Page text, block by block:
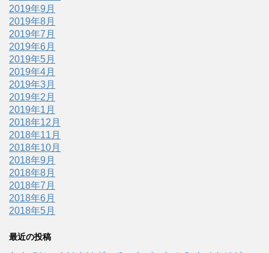
2019年9月
2019年8月
2019年7月
2019年6月
2019年5月
2019年4月
2019年3月
2019年2月
2019年1月
2018年12月
2018年11月
2018年10月
2018年9月
2018年8月
2018年7月
2018年6月
2018年5月
最近の投稿